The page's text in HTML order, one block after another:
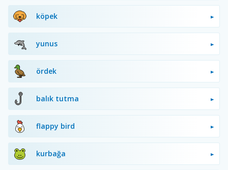
köpek
yunus
ördek
balık tutma
flappy bird
kurbağa